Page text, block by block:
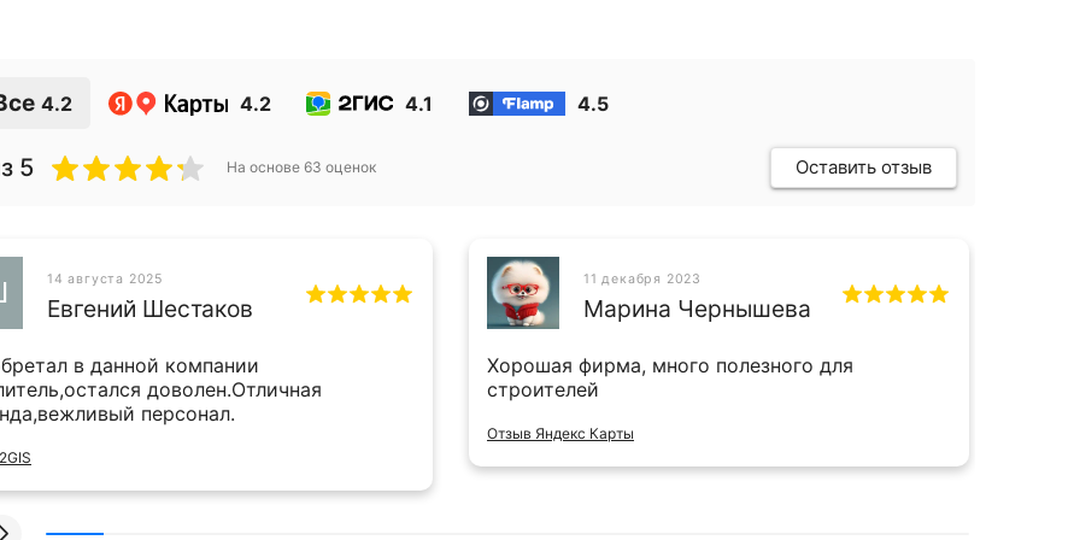
4.2 4.2 4.1 4.5
5 На основе 63 оценок Оставить отзыв
14 августа 2025
Евгений Шестаков
в данной компании
доволен.Отличная
персонал.
11 декабря 2023
Марина Чернышева
Хорошая фирма, много полезного для
строителей
Отзыв Яндекс Карты